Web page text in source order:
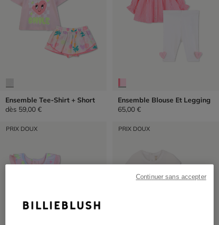
Ensemble Tee-Shirt + Short
dès 59,00 €
Ensemble Blouse Et Legging
65,00 €
PRIX DOUX PRIX DOUX
Continuer sans accepter